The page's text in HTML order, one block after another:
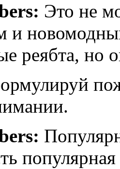
Это не
и
реябта, но